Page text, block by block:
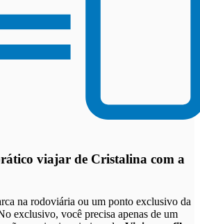
viajar de Cristalina com a
na rodoviária ou um ponto exclusivo da
exclusivo, você precisa apenas de um